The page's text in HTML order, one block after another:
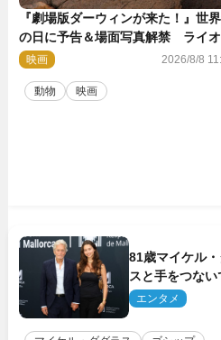
『劇場版ダーウィンが来た！』世
の日に予告＆場面写真解禁 ライ
やマヌルネコの赤ちゃんが大集合
映画 2026/8/8
動物 映画
81歳マイケル
スと手をつな
エンタメ